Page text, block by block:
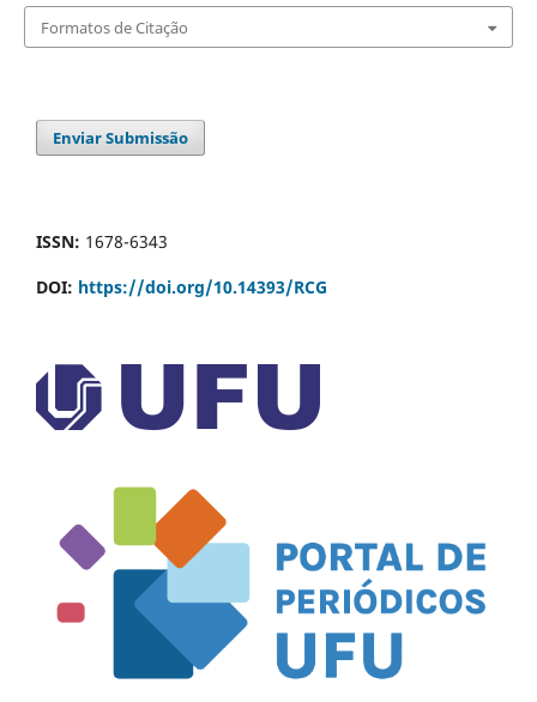
Formatos de Citação
Enviar Submissão
ISSN: 1678-6343
DOI: https://doi.org/10.14393/RCG